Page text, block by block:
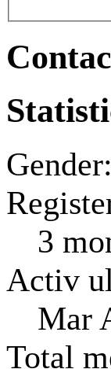
Gender:
3
Activ
Mar
Total